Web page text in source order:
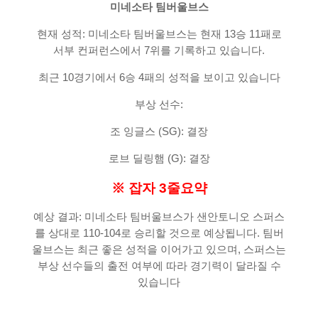
미네소타 팀버울브스
현재 성적: 미네소타 팀버울브스는 현재 13승 11패로
서부 컨퍼런스에서 7위를 기록하고 있습니다.
최근 10경기에서 6승 4패의 성적을 보이고 있습니다
부상 선수:
조 잉글스 (SG): 결장
로브 딜링햄 (G): 결장
※ 잡자 3줄요약
예상 결과: 미네소타 팀버울브스가 샌안토니오 스퍼스
를 상대로 110-104로 승리할 것으로 예상됩니다. 팀버
울브스는 최근 좋은 성적을 이어가고 있으며, 스퍼스는
부상 선수들의 출전 여부에 따라 경기력이 달라질 수
있습니다